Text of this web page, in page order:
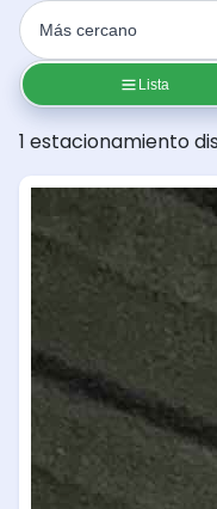
Lista
1 estacionamiento